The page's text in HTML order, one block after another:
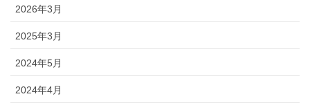
2026年3月
2025年3月
2024年5月
2024年4月